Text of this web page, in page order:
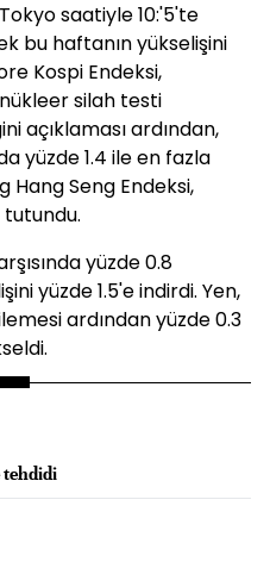
saatiyle 10:'5'te
bu haftanın yükselişini
Kospi Endeksi,
silah testi
açıklaması ardından,
yüzde 1.4 ile en fazla
Hang Seng Endeksi,
tutundu.
yüzde 0.8
yüzde 1.5'e indirdi. Yen,
ardından yüzde 0.3
tehdidi